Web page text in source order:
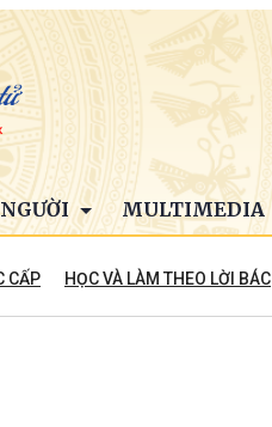
MULTIMEDIA
CẤP HỌC VÀ LÀM THEO LỜI BÁC